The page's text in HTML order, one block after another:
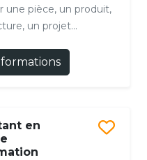
une pièce, un produit,
un projet...
en